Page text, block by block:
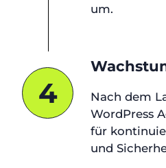
um.
4
Nach dem
WordPress
für
und